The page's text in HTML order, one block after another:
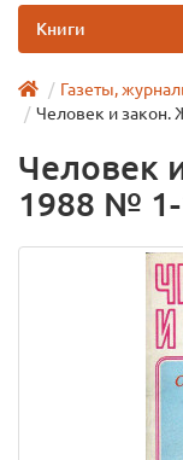
Книги
Газеты,
Человек и
Человек
1988 №